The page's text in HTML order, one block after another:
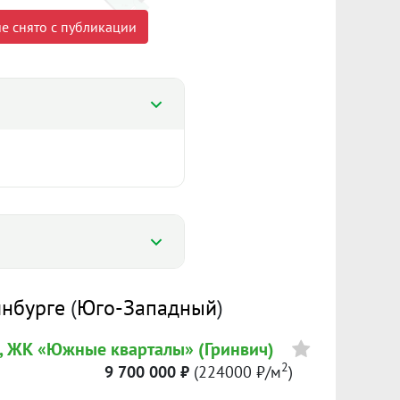
снято с публикации
%
%
189 308 ₽/м²
(Юго-Западный)
ЖК «Южные кварталы» (Гринвич)
9 700 000 ₽ (224000 ₽/м2)